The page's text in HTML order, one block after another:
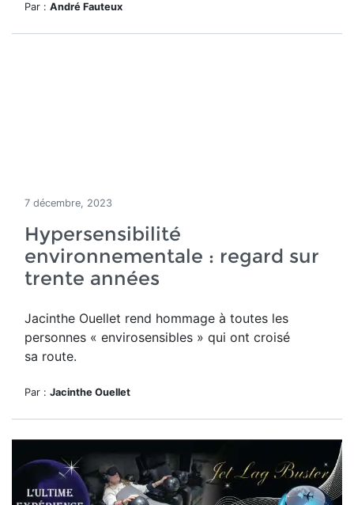
Par : André Fauteux
7 décembre, 2023
Hypersensibilité
environnementale : regard sur
trente années
Jacinthe Ouellet rend hommage à toutes les
personnes « envirosensibles » qui ont croisé
sa route.
Par : Jacinthe Ouellet